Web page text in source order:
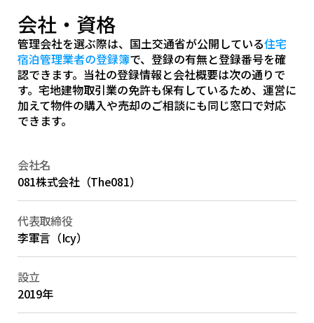
会社・資格
管理会社を選ぶ際は、国土交通省が公開している住宅
宿泊管理業者の登録簿で、登録の有無と登録番号を確
認できます。当社の登録情報と会社概要は次の通りで
す。宅地建物取引業の免許も保有しているため、運営に
加えて物件の購入や売却のご相談にも同じ窓口で対応
できます。
会社名
081株式会社（The081）
代表取締役
李軍言（Icy）
設立
2019年